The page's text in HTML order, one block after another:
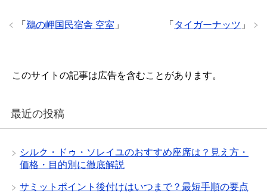
「 タイガーナッツ 」
「 鵜の岬国民宿舎 空室 」
このサイトの記事は広告を含むことがあります。
最近の投稿
シルク・ドゥ・ソレイユのおすすめ座席は？見え方・
価格・目的別に徹底解説
サミットポイント後付けはいつまで？最短手順の要点